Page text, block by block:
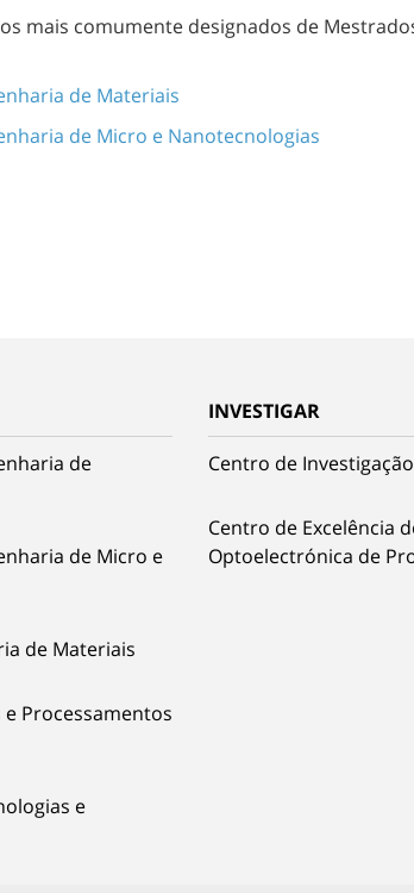
mais comumente designados de
de Materiais
de Micro e Nanotecnologias
de
de Micro e
de Materiais
Processamentos
e
INVESTIGAR
Centro de
Centro de Excelência
Optoelectrónica de